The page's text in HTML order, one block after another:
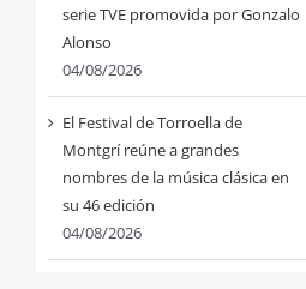
serie TVE promovida por Gonzalo
Alonso
04/08/2026
El Festival de Torroella de
Montgrí reúne a grandes
nombres de la música clásica en
su 46 edición
04/08/2026